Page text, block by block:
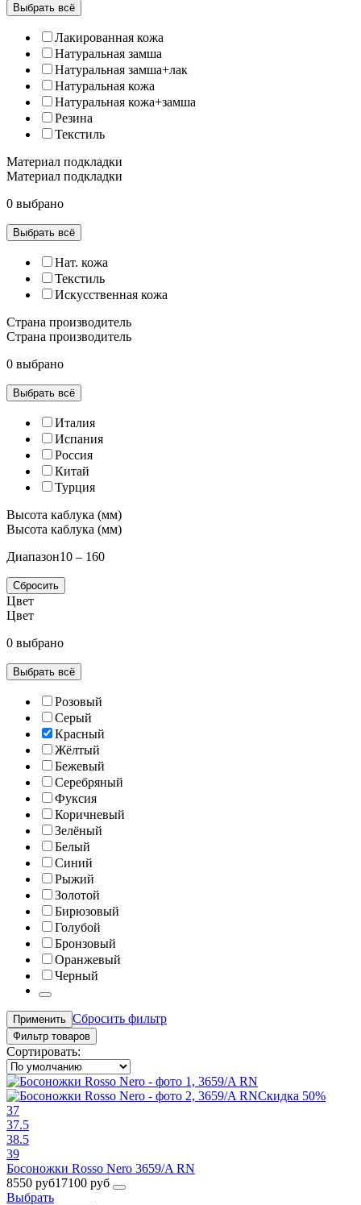
Выбрать всё
Лакированная кожа
Натуральная замша
Натуральная замша+лак
Натуральная кожа
Натуральная кожа+замша
Резина
Текстиль
Материал подкладки
Материал подкладки
0 выбрано
Выбрать всё
Нат. кожа
Текстиль
Искусственная кожа
Страна производитель
Страна производитель
0 выбрано
Выбрать всё
Италия
Испания
Россия
Китай
Турция
Высота каблука (мм)
Высота каблука (мм)
Диапазон10 – 160
Сбросить
Цвет
Цвет
0 выбрано
Выбрать всё
Розовый
Серый
Красный
Жёлтый
Бежевый
Серебряный
Фуксия
Коричневый
Зелёный
Белый
Синий
Рыжий
Золотой
Бирюзовый
Голубой
Бронзовый
Оранжевый
Черный
Применить Сбросить фильтр
Фильтр товаров
Сортировать:
Скидка 50%
37
37.5
38.5
39
Босоножки Rosso Nero 3659/A RN
8550 руб17100 руб
Выбрать